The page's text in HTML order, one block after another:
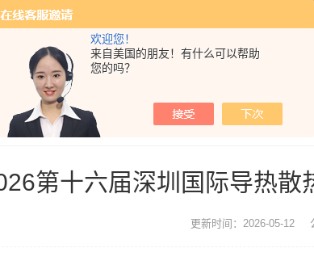
欢迎您！
来自美国的朋友！有什么可以帮助
您的吗？
高温物性仪，研磨机，制样机，实验电炉等
你的位置：
第十六届深圳国际导热散
更新时间：2026-05-12